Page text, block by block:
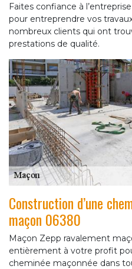
Faites confiance à
pour entreprendre vos
nombreux clients qui ont
prestations de qualité.
Construction d’une
maçon 06380
Maçon Zepp ravalement
entièrement à votre profit
cheminée maçonnée dans